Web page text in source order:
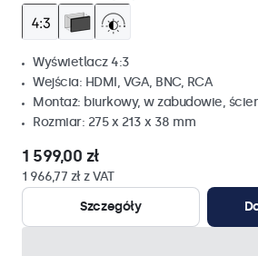
Wyświetlacz 4:3
Wejścia: HDMI, VGA, BNC, RCA
Montaż: biurkowy, w zabudowie,
Rozmiar: 275 x 213 x 38 mm
1 599,00 zł
1 966,77 zł z VAT
Szczegóły